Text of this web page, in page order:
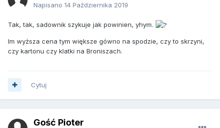
Napisano 14 Października 2019
Tak, tak, sadownik szykuje jak powinien, yhym.
Im wyższa cena tym większe gówno na spodzie, czy to skrzyni,
czy kartonu czy klatki na Broniszach.
Cytuj
Gość Pioter